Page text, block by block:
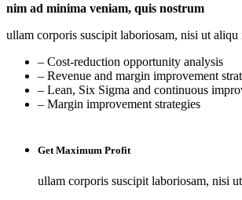
nim ad minima veniam, quis nostrum
ullam corporis suscipit laboriosam, nisi ut
– Cost-reduction opportunity analysis
– Revenue and margin improvement
– Lean, Six Sigma and continuous
– Margin improvement strategies
Get Maximum Profit
ullam corporis suscipit laboriosam, nisi